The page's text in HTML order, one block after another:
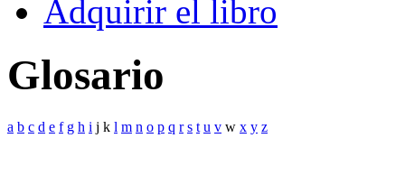
Adquirir el libro
Glosario
a b c d e f g h i j k l m n o p q r s t u v w x y z